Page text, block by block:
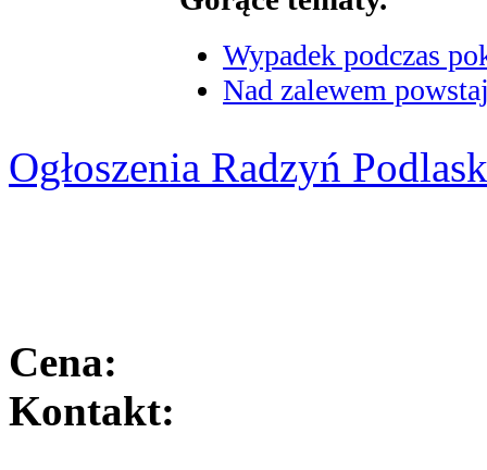
Wypadek podczas
Nad zalewem
Ogłoszenia Radzyń
Cena:
Kontakt: